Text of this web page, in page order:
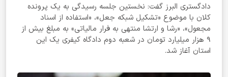
دادگستری البرز گفت: نخستین جلسه رسیدگی به یک پرونده
کلان با موضوع «تشکیل شبکه جعل»، «استفاده از اسناد
مجعول»، «رشا و ارتشا منتهی به فرار مالیاتی» به مبلغ بیش از
۹ هزار میلیارد تومان در شعبه دوم دادگاه کیفری یک این
استان آغاز شد.